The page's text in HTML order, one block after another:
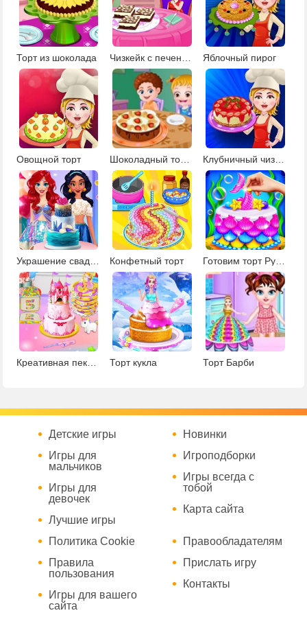
Торт из шоколада Яблочный пирог
Овощной торт Шоколадный торт Брауни Клубничный чизкейк
Конфетный торт Готовим торт Русалка
Креативная пекарня для тортов Торт кукла Торт Барби
Детские игры
Игры для
мальчиков
Игры для
девочек
Лучшие игры
Новинки
Игроподборки
Игры всегда с
тобой
Карта сайта
Политика Cookie
Правила
пользования
Игры для вашего
сайта
Правообладателям
Прислать игру
Контакты